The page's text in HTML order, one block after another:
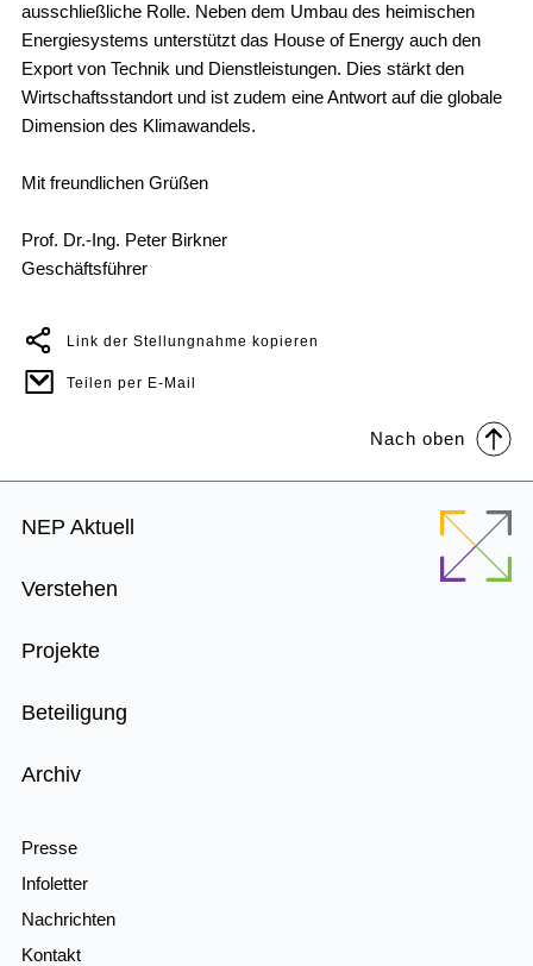
ausschließliche Rolle. Neben dem Umbau des heimischen
Energiesystems unterstützt das House of Energy auch den
Export von Technik und Dienstleistungen. Dies stärkt den
Wirtschaftsstandort und ist zudem eine Antwort auf die globale
Dimension des Klimawandels.
Mit freundlichen Grüßen
Prof. Dr.-Ing. Peter Birkner
Geschäftsführer
Link der Stellungnahme kopieren
Teilen per E-Mail
Nach oben
Footer
NEP Aktuell
Verstehen
Projekte
Beteiligung
Archiv
Presse
Infoletter
Nachrichten
Kontakt